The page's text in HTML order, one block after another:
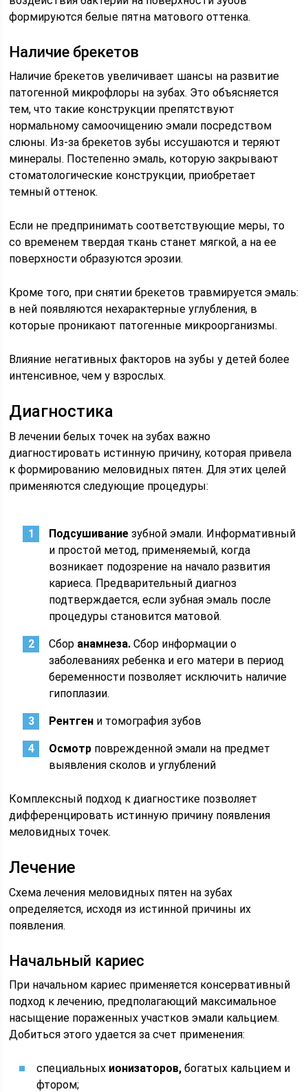
формируются белые пятна матового оттенка.
Наличие брекетов
Наличие брекетов увеличивает шансы на развитие
патогенной микрофлоры на зубах. Это объясняется
тем, что такие конструкции препятствуют
нормальному самоочищению эмали посредством
слюны. Из-за брекетов зубы иссушаются и теряют
минералы. Постепенно эмаль, которую закрывают
стоматологические конструкции, приобретает
темный оттенок.
Если не предпринимать соответствующие меры, то
со временем твердая ткань станет мягкой, а на ее
поверхности образуются эрозии.
Кроме того, при снятии брекетов травмируется эмаль:
в ней появляются нехарактерные углубления, в
которые проникают патогенные микроорганизмы.
Влияние негативных факторов на зубы у детей более
интенсивное, чем у взрослых.
Диагностика
В лечении белых точек на зубах важно
диагностировать истинную причину, которая привела
к формированию меловидных пятен. Для этих целей
применяются следующие процедуры:
Подсушивание зубной эмали. Информативный
и простой метод, применяемый, когда
возникает подозрение на начало развития
кариеса. Предварительный диагноз
подтверждается, если зубная эмаль после
процедуры становится матовой.
Сбор анамнеза. Сбор информации о
заболеваниях ребенка и его матери в период
беременности позволяет исключить наличие
гипоплазии.
Рентген и томография зубов
Осмотр поврежденной эмали на предмет
выявления сколов и углублений
Комплексный подход к диагностике позволяет
дифференцировать истинную причину появления
меловидных точек.
Лечение
Схема лечения меловидных пятен на зубах
определяется, исходя из истинной причины их
появления.
Начальный кариес
При начальном кариес применяется консервативный
подход к лечению, предполагающий максимальное
насыщение пораженных участков эмали кальцием.
Добиться этого удается за счет применения:
специальных ионизаторов, богатых кальцием и
фтором;